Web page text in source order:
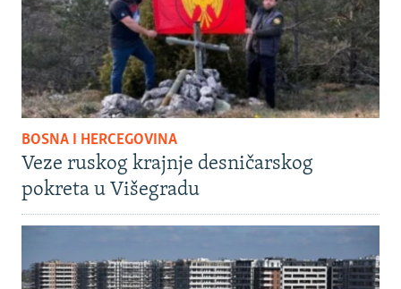
BOSNA I HERCEGOVINA
Veze ruskog krajnje desničarskog
pokreta u Višegradu